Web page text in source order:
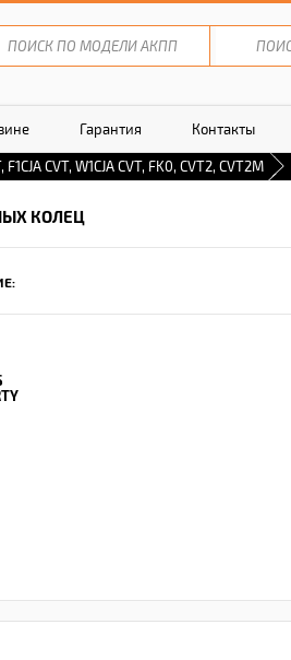
Гарантия Контакты
CVT, W1CJA CVT, FK0, CVT2, CVT2M
КОЛЕЦ